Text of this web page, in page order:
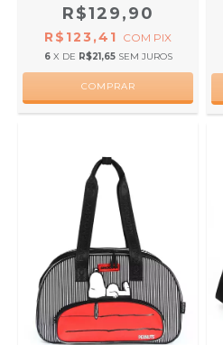
R$129,90
R$123,41 COM PIX
6 X DE R$21,65 SEM JUROS